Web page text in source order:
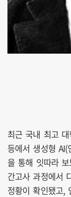
최근 국내 최고
등에서 생성형
을 통해 잇따라 보
간고사 과정에서
정황이 확인됐고,